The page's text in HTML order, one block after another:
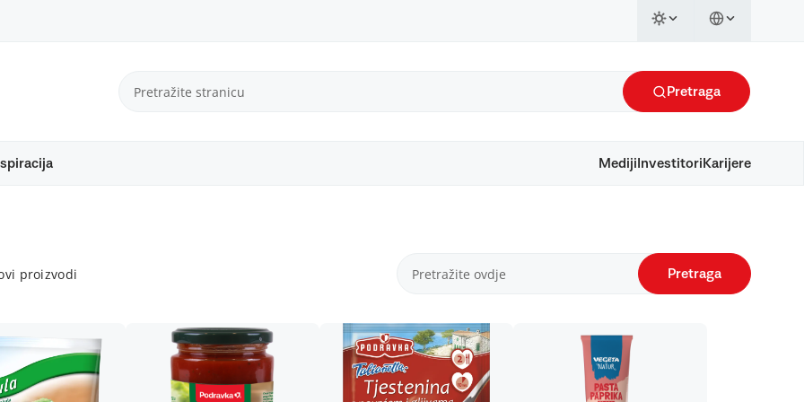
Pretraga
Mediji Investitori Karijere
proizvodi Pretraga